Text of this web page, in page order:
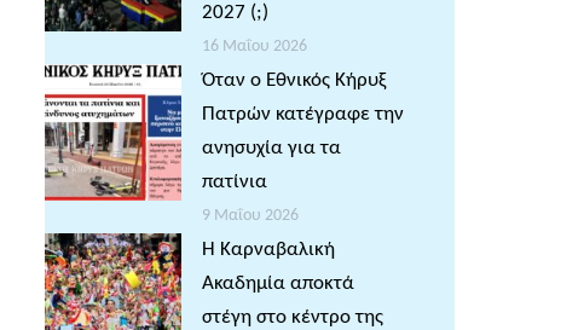
2027 (;)
16 Μαΐου 2026
Όταν ο Εθνικός Κήρυξ
Πατρών κατέγραφε την
ανησυχία για τα
πατίνια
9 Μαΐου 2026
Η Καρναβαλική
Ακαδημία αποκτά
στέγη στο κέντρο της